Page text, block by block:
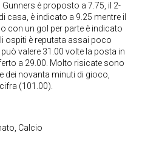
è proposto a 7.75, il 2-
casa, è indicato a 9.25 mentre il
con un gol per parte è indicato
ospiti è reputata assai poco
valere 31.00 volte la posta in
a 29.00. Molto risicate sono
dei novanta minuti di gioco,
(101.00).
, Calcio